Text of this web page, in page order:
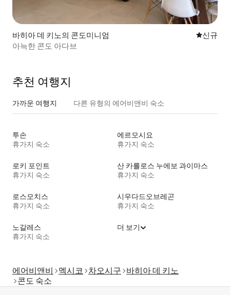
바히아 데 키노의 콘도미니엄 신규 숙소
신규
아늑한 콘도 아다브
추천 여행지
가까운 여행지 다른 유형의 에어비앤비 숙소
투손
휴가지 숙소
에르모시요
휴가지 숙소
로키 포인트
휴가지 숙소
산 카를로스 누에보 과이마스
휴가지 숙소
로스모치스
휴가지 숙소
시우다드오브레곤
휴가지 숙소
노갈레스
휴가지 숙소
더 보기
에어비앤비 멕시코 차오시구 바히아 데 키노
콘도 숙소